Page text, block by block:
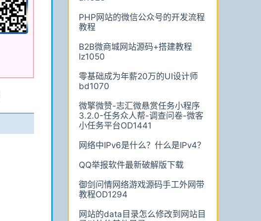
PHP网站的微信公众号的开发流程
教程
B2B微商城网站源码+搭建教程
lz1050
零基础成为年薪20万的UI设计师
bd1070
微擎微赞-志汇微悬赏任务小程序
3.2.0-任务众人帮-调查问卷-微客
小任务平台OD1441
网络中IPv6是什么？什么是IPv4？
QQ举报软件最新破解版下载
御剑问情网络游戏源码手工外网带
教程OD1294
网站的data目录怎么修改到网站目